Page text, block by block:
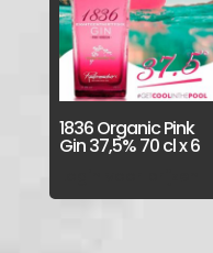
1836 Organic Pink
Gin 37,5% 70 cl x 6